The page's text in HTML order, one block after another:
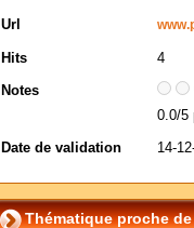
Url
Hits
4
Notes
0.0/5
Date de validation
14-
Thématique proche